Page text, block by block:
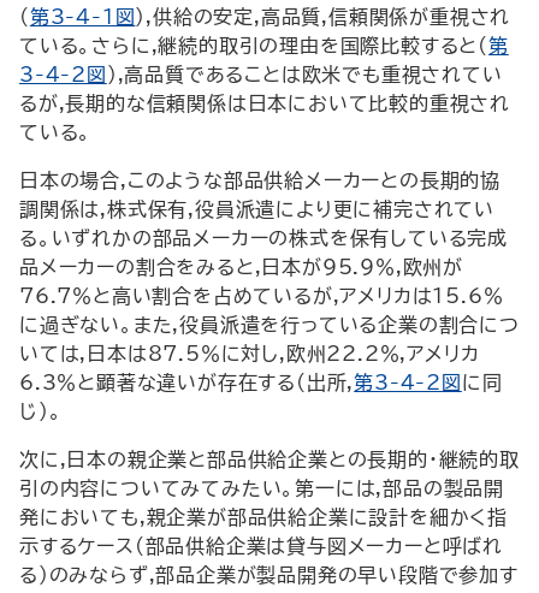
( 第3-4-1図 ),供給の安定,高品質,信頼関係が重視され
ている。さらに,継続的取引の理由を国際比較すると( 第
3-4-2図 ),高品質であることは欧米でも重視されてい
るが,長期的な信頼関係は日本において比較的重視され
ている。
日本の場合,このような部品供給メーカーとの長期的協
調関係は,株式保有,役員派遣により更に補完されてい
る。いずれかの部品メーカーの株式を保有している完成
品メーカーの割合をみると,日本が95.9％,欧州が
76.7％と高い割合を占めているが,アメリカは15.6％
に過ぎない。また,役員派遣を行っている企業の割合につ
いては,日本は87.5％に対し,欧州22.2％,アメリカ
6.3％と顕著な違いが存在する(出所,第3-4-2図 に同
じ)。
次に,日本の親企業と部品供給企業との長期的・継続的取
引の内容についてみてみたい。第一には,部品の製品開
発においても,親企業が部品供給企業に設計を細かく指
示するケース(部品供給企業は貸与図メーカーと呼ばれ
る)のみならず,部品企業が製品開発の早い段階で参加す